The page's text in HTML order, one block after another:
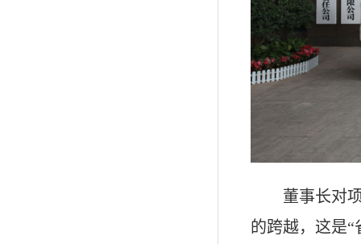
董事长对项
的跨越，这是“